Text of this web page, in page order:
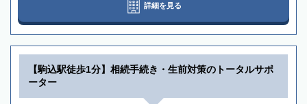
詳細を見る
【駒込駅徒歩1分】相続手続き・生前対策のトータルサポ
ーター